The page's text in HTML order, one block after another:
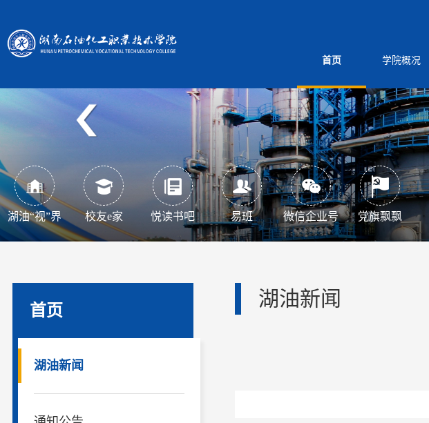
首页 学院概况
湖油“视”界 校友e家 悦读书吧 易班 微信企业号 党旗飘飘
首页
湖油新闻
湖油新闻